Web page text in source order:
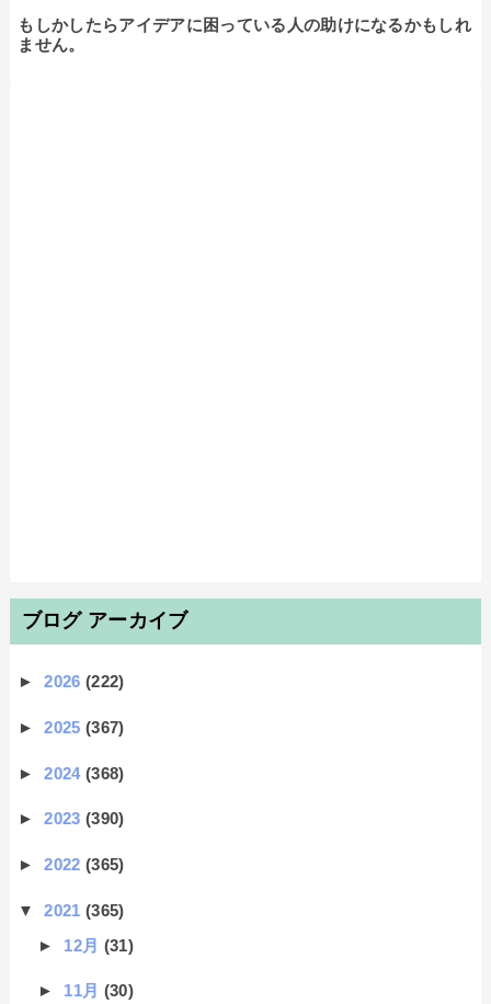
もしかしたらアイデアに困っている人の助けになるかもしれ
ません。
ブログ アーカイブ
►2026(222)
►2025(367)
►2024(368)
►2023(390)
►2022(365)
▼2021(365)
► 12月 (31)
► 11月 (30)